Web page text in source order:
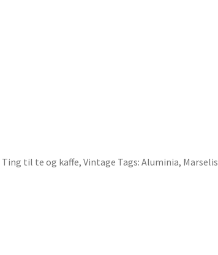
Ting til te og kaffe,Vintage Tags:Aluminia, Marselis